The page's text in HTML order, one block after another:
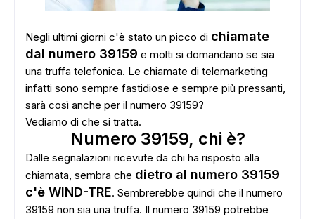
Negli ultimi giorni c'è stato un picco di chiamate
dal numero 39159 e molti si domandano se sia
una truffa telefonica. Le chiamate di telemarketing
infatti sono sempre fastidiose e sempre più pressanti,
sarà così anche per il numero 39159?
Vediamo di che si tratta.
Numero 39159, chi è?
Dalle segnalazioni ricevute da chi ha risposto alla
chiamata, sembra che dietro al numero 39159
c'è WIND-TRE. Sembrerebbe quindi che il numero
39159 non sia una truffa. Il numero 39159 potrebbe